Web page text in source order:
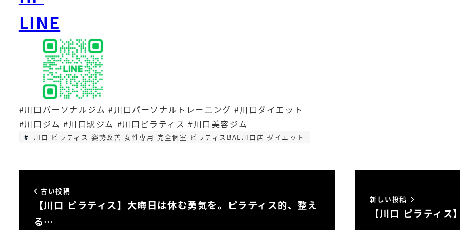
LINE
#川口パーソナルジム #川口パーソナルトレーニング #川口ダイエット
#川口ジム #川口駅ジム #川口ピラティス #川口美容ジム
川口 ピラティス 姿勢改善 女性専用 完全個室 ピラティスBAE川口店 ダイエット
古い投稿
【川口 ピラティス】大晦日は休む勇気を。ピラティス的、整え
る…
新しい投稿
【川口 ピラティス